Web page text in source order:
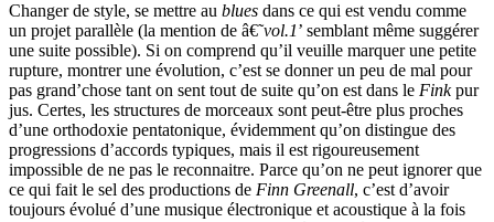
Changer de style, se mettre au blues dans ce qui est vendu comme
un projet parallèle (la mention de â€˜vol.1’ semblant même suggérer
une suite possible). Si on comprend qu’il veuille marquer une petite
rupture, montrer une évolution, c’est se donner un peu de mal pour
pas grand’chose tant on sent tout de suite qu’on est dans le Finkpur
jus. Certes, les structures de morceaux sont peut-être plus proches
d’une orthodoxie pentatonique, évidemment qu’on distingue des
progressions d’accords typiques, mais il est rigoureusement
impossible de ne pas le reconnaitre. Parce qu’on ne peut ignorer que
ce qui fait le sel des productions de Finn Greenall, c’est d’avoir
toujours évolué d’une musique électronique et acoustique à la fois